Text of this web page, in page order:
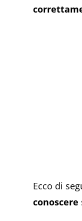
Ecco di
conoscere